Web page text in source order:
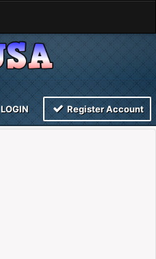
LOGIN Register Account